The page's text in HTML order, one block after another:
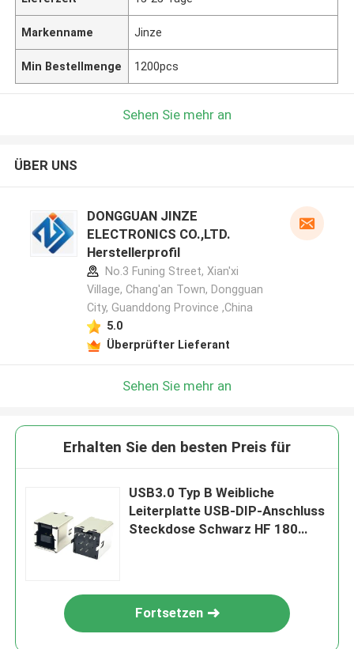
Markenname Jinze
Min Bestellmenge 1200pcs
Sehen Sie mehr an
ÜBER UNS
DONGGUAN JINZE
ELECTRONICS CO.,LTD.
Herstellerprofil
No.3 Funing Street, Xian'xi
Village, Chang'an Town, Dongguan
City, Guanddong Province ,China
5.0
Überprüfter Lieferant
Sehen Sie mehr an
Erhalten Sie den besten Preis für
USB3.0 Typ B Weibliche
Leiterplatte USB-DIP-Anschluss
Steckdose Schwarz HF 180
Fortsetzen